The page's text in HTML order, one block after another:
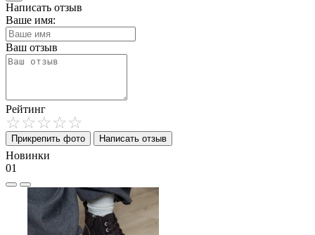
Написать отзыв
Ваше имя:
Ваш отзыв
Рейтинг
Прикрепить фото Написать отзыв
Новинки
01